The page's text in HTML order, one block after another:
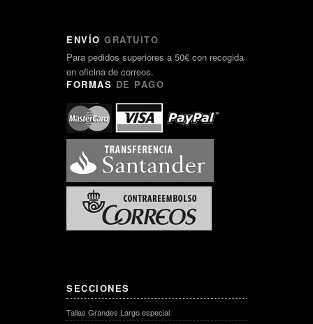
ENVÍO GRATUITO
Para pedidos superiores a 50€ con recogida
en oficina de correos.
FORMAS DE PAGO
SECCIONES
Tallas Grandes Largo especial